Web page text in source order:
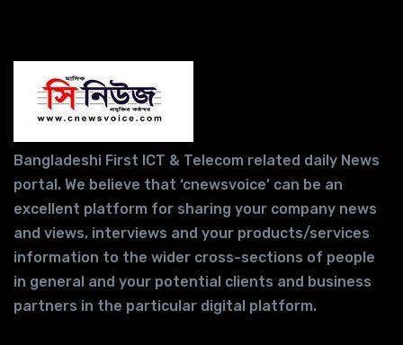
Bangladeshi First ICT & Telecom related daily News
portal. We believe that ‘cnewsvoice’ can be an
excellent platform for sharing your company news
and views, interviews and your products/services
information to the wider cross-sections of people
in general and your potential clients and business
partners in the particular digital platform.